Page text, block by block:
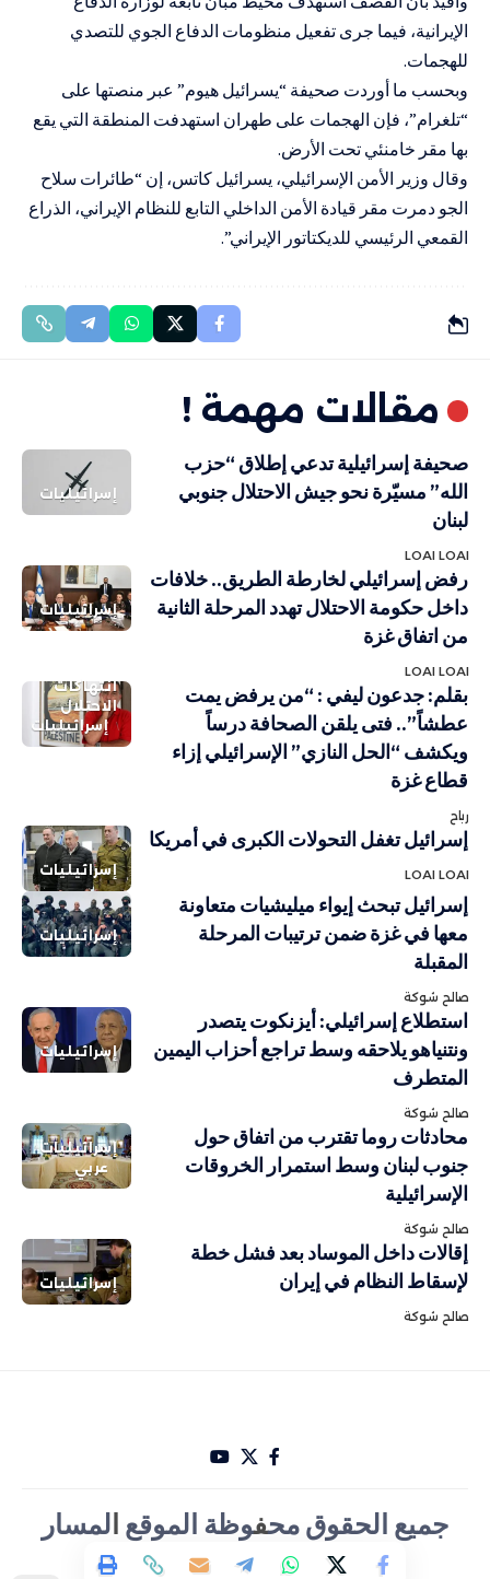
الإيرانية، فيما جرى تفعيل منظومات الدفاع الجوي للتصدي
للهجمات.
وبحسب ما أوردت صحيفة “يسرائيل هيوم” عبر منصتها على
“تلغرام”، فإن الهجمات على طهران استهدفت المنطقة التي يقع
بها مقر خامنئي تحت الأرض.
وقال وزير الأمن الإسرائيلي، يسرائيل كاتس، إن “طائرات سلاح
الجو دمرت مقر قيادة الأمن الداخلي التابع للنظام الإيراني، الذراع
القمعي الرئيسي للديكتاتور الإيراني”.
مقالات مهمة !
إسرائيليات
صحيفة إسرائيلية تدعي إطلاق “حزب
الله” مسيّرة نحو جيش الاحتلال جنوبي
لبنان
LOAI LOAI
إسرائيليات
رفض إسرائيلي لخارطة الطريق.. خلافات
داخل حكومة الاحتلال تهدد المرحلة الثانية
من اتفاق غزة
LOAI LOAI
انتهاكات
الاحتلال
إسرائيليات
بقلم: جدعون ليفي : “من يرفض يمت
عطشاً”.. فتى يلقن الصحافة درساً
ويكشف “الحل النازي” الإسرائيلي إزاء
قطاع غزة
رباح
إسرائيليات
إسرائيل تغفل التحولات الكبرى في أمريكا
LOAI LOAI
إسرائيليات
إسرائيل تبحث إيواء ميليشيات متعاونة
معها في غزة ضمن ترتيبات المرحلة
المقبلة
صالح شوكة
إسرائيليات
استطلاع إسرائيلي: أيزنكوت يتصدر
ونتنياهو يلاحقه وسط تراجع أحزاب اليمين
المتطرف
صالح شوكة
إسرائيليات
عربي
محادثات روما تقترب من اتفاق حول
جنوب لبنان وسط استمرار الخروقات
الإسرائيلية
صالح شوكة
إسرائيليات
إقالات داخل الموساد بعد فشل خطة
لإسقاط النظام في إيران
صالح شوكة
جميع الحقوق محفوظة الموقع المسار
الأخباري تصميم Hakam